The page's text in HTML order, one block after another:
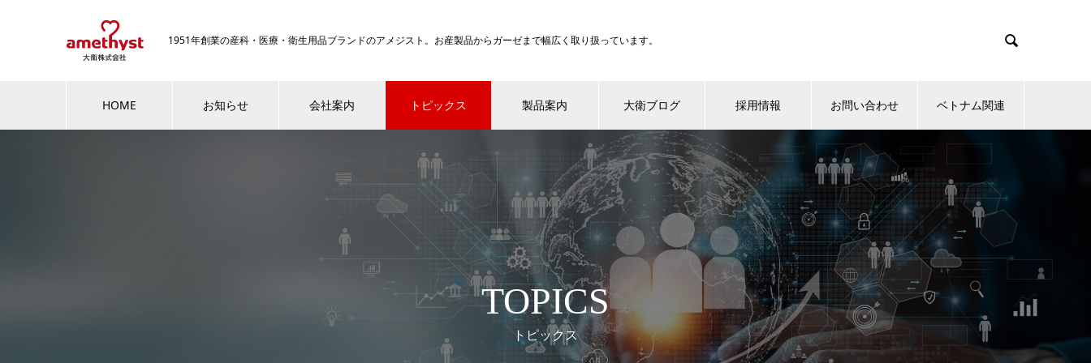
1951年創業の産科・医療・衛生用品ブランドのアメジスト。お産製品からガーゼまで幅広く取り扱っています。 
HOME お知らせ 会社案内 トピックス 製品案内 大衛ブログ 採用情報 お問い合わせ ベトナム関連
TOPICS
トピックス